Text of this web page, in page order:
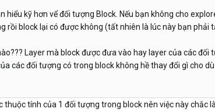
hiểu kỹ hơn vể đối tượng Block. Nếu bạn không cho
rồi block lại có được không (tất nhiên là lúc này bạn
Layer mà block được đưa vào hay layer của các
các đối tượng có trong block không hề thay đổi gì cho
thuộc tính của 1 đối tượng trong block nên việc này chắc